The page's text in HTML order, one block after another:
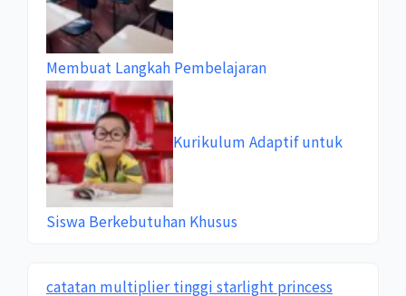
Membuat Langkah Pembelajaran
Kurikulum Adaptif untuk
Siswa Berkebutuhan Khusus
catatan multiplier tinggi starlight princess